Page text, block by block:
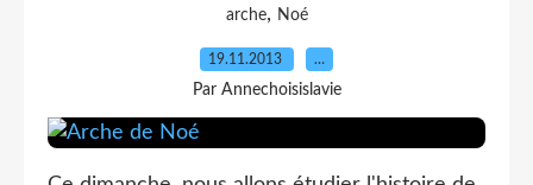
arche, Noé
19.11.2013 …
Par Annechoisislavie